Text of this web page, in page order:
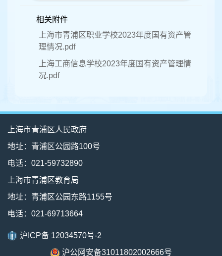
相关附件
上海市青浦区职业学校2023年度国有资产管
理情况.pdf
上海工商信息学校2023年度国有资产管理情
况.pdf
上海市青浦区人民政府
地址：青浦区公园路100号
电话：021-59732890
上海市青浦区教育局
地址：青浦区公园东路1155号
电话：021-69713664
沪ICP备 12034570号-2
沪公网安备31011802002666号